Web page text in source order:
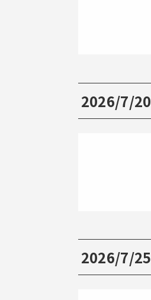
2026/7/20
2026/7/25